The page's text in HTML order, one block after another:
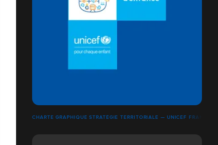
CHARTE GRAPHIQUE STRATÉGIE TERRITORIALE — UNICEF FRANCE